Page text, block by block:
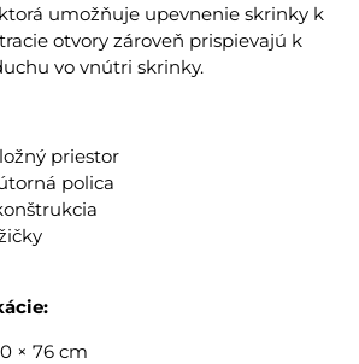
umožňuje upevnenie skrinky k
otvory zároveň prispievajú k
vo vnútri skrinky.
priestor
polica
× 76 cm